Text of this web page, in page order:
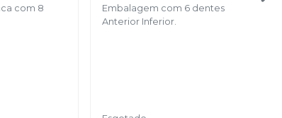
com 8
Embalagem com 6 dentes
Anterior Inferior.